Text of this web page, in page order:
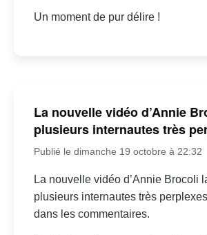
Un moment de pur délire !
La nouvelle vidéo d’Annie
plusieurs internautes très
Publié le dimanche 19 octobre à 22:32
La nouvelle vidéo d’Annie Brocoli
plusieurs internautes très
dans les commentaires.